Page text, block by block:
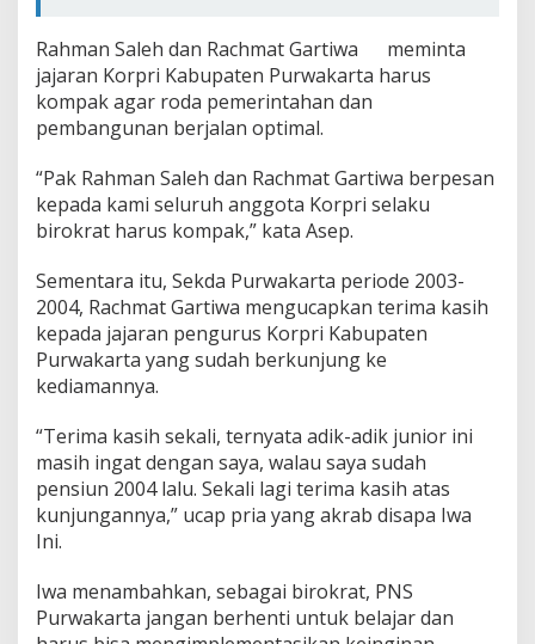
Rahman Saleh dan Rachmat Gartiwa meminta
jajaran Korpri Kabupaten Purwakarta harus
kompak agar roda pemerintahan dan
pembangunan berjalan optimal.
“Pak Rahman Saleh dan Rachmat Gartiwa berpesan
kepada kami seluruh anggota Korpri selaku
birokrat harus kompak,” kata Asep.
Sementara itu, Sekda Purwakarta periode 2003-
2004, Rachmat Gartiwa mengucapkan terima kasih
kepada jajaran pengurus Korpri Kabupaten
Purwakarta yang sudah berkunjung ke
kediamannya.
“Terima kasih sekali, ternyata adik-adik junior ini
masih ingat dengan saya, walau saya sudah
pensiun 2004 lalu. Sekali lagi terima kasih atas
kunjungannya,” ucap pria yang akrab disapa Iwa
Ini.
Iwa menambahkan, sebagai birokrat, PNS
Purwakarta jangan berhenti untuk belajar dan